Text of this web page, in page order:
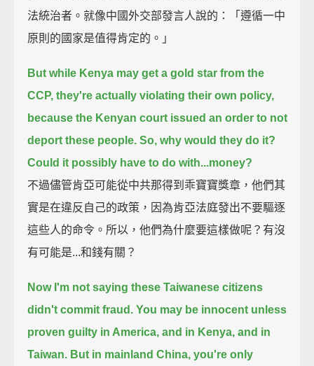
法統治者。就像中國外交部發言人說的：「遵循一中
原則的國家是值得肯定的。」
But while Kenya may get a gold star from the
CCP, they're actually violating their own policy,
because the Kenyan court issued an order to not
deport these people. So, why would they do it?
Could it possibly have to do with...money?
不過儘管肯亞可能從中共那得到乖寶寶獎章，他們其
實是在違反自己的政策，因為肯亞法庭發出不要驅逐
這些人的命令。所以，他們為什麼要這樣做呢？有沒
有可能是...和錢有關？
Now I'm not saying these Taiwanese citizens
didn't commit fraud. You may be innocent unless
proven guilty in America, and in Kenya, and in
Taiwan. But in mainland China, you're only